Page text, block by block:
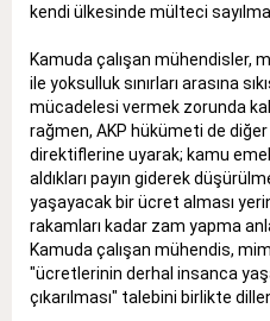
kendi ülkesinde mülteci
Kamuda çalışan mühendisler,
ile yoksulluk sınırları arasına
mücadelesi vermek zorunda
rağmen, AKP hükümeti de
direktiflerine uyarak; kamu
aldıkları payın giderek
yaşayacak bir ücret alması
rakamları kadar zam yapma
Kamuda çalışan mühendis,
"ücretlerinin derhal insanca
çıkarılması" talebini birlikte